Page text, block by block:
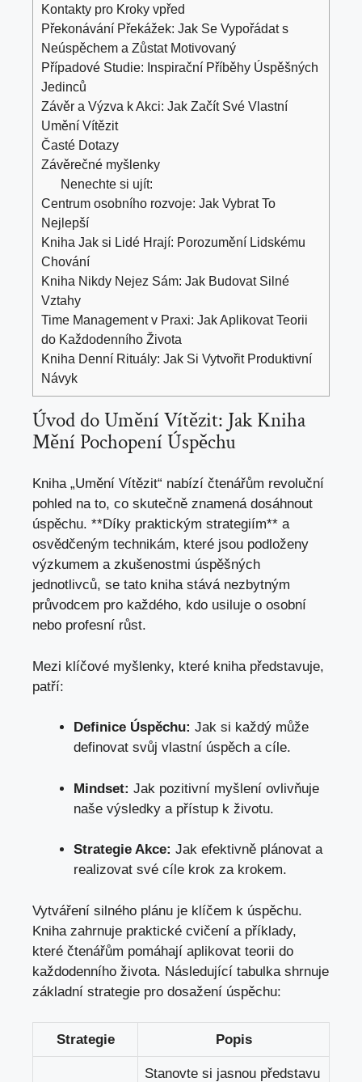
Kontakty pro Kroky vpřed
Překonávání Překážek: Jak ‍Se Vypořádat s
Neúspěchem a Zůstat Motivovaný
Případové Studie: Inspirační Příběhy Úspěšných
Jedinců
Závěr a Výzva k Akci: Jak Začít Své Vlastní
Umění Vítězit
Časté Dotazy
Závěrečné myšlenky
Nenechte si ujít:
Centrum osobního rozvoje: Jak Vybrat To
Nejlepší
Kniha Jak si Lidé Hrají: Porozumění Lidskému
Chování
Kniha Nikdy Nejez Sám: Jak Budovat Silné
Vztahy
Time Management v Praxi: Jak Aplikovat Teorii
do Každodenního Života
Kniha Denní Rituály: Jak Si Vytvořit Produktivní
Návyk
Úvod do Umění Vítězit: ‌Jak Kniha
Mění‌ Pochopení Úspěchu
Kniha „Umění Vítězit“ nabízí čtenářům revoluční
pohled na to, ​co skutečně znamená dosáhnout
úspěchu. **Díky praktickým strategiím** a
osvědčeným technikám, které jsou podloženy
výzkumem a‌ zkušenostmi úspěšných
jednotlivců, se tato​ kniha stává nezbytným
průvodcem pro každého, ‍kdo usiluje o osobní
nebo profesní růst.
Mezi klíčové myšlenky, které ​kniha​ představuje,
patří:
Definice Úspěchu: Jak si každý může
definovat​ svůj vlastní úspěch a cíle.
Mindset: Jak pozitivní myšlení ovlivňuje
naše výsledky a přístup k životu.
Strategie Akce: Jak efektivně plánovat a
realizovat své cíle krok za krokem.
Vytváření silného plánu je klíčem k úspěchu.
Kniha zahrnuje praktické cvičení a příklady,
které čtenářům pomáhají aplikovat ⁢teorii‍ do
každodenního života. Následující tabulka shrnuje
základní ⁤strategie pro dosažení úspěchu:
Strategie Popis
Stanovte si jasnou představu